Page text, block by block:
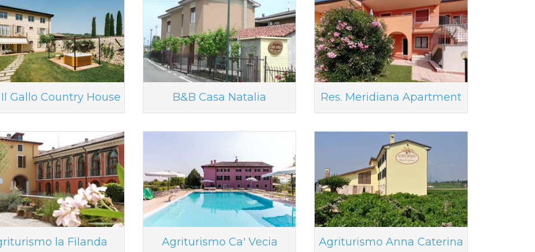
Gallo Country House B&B Casa Natalia Res. Meridiana Apartment
la Filanda Agriturismo Ca' Vecia Agriturismo Anna Caterina